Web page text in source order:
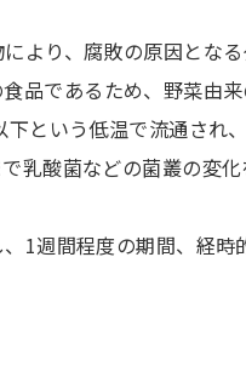
より、腐敗の原因とな
品であるため、野菜由
という低温で流通され
乳酸菌などの菌叢の変
1週間程度の期間、経